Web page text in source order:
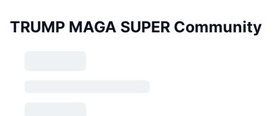
TRUMP MAGA SUPER Community